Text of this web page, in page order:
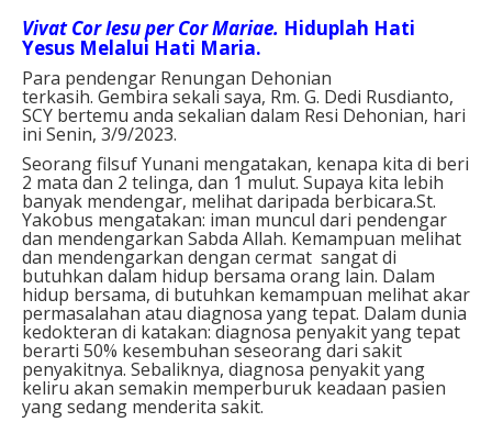
Vivat Cor Iesu per Cor Mariae. Hiduplah Hati
Yesus Melalui Hati Maria.
Para pendengar Renungan Dehonian
terkasih. Gembira sekali saya, Rm. G. Dedi Rusdianto,
SCY bertemu anda sekalian dalam Resi Dehonian, hari
ini Senin, 3/9/2023.
Seorang filsuf Yunani mengatakan, kenapa kita di beri
2 mata dan 2 telinga, dan 1 mulut. Supaya kita lebih
banyak mendengar, melihat daripada berbicara.St.
Yakobus mengatakan: iman muncul dari pendengar
dan mendengarkan Sabda Allah. Kemampuan melihat
dan mendengarkan dengan cermat sangat di
butuhkan dalam hidup bersama orang lain. Dalam
hidup bersama, di butuhkan kemampuan melihat akar
permasalahan atau diagnosa yang tepat. Dalam dunia
kedokteran di katakan: diagnosa penyakit yang tepat
berarti 50% kesembuhan seseorang dari sakit
penyakitnya. Sebaliknya, diagnosa penyakit yang
keliru akan semakin memperburuk keadaan pasien
yang sedang menderita sakit.